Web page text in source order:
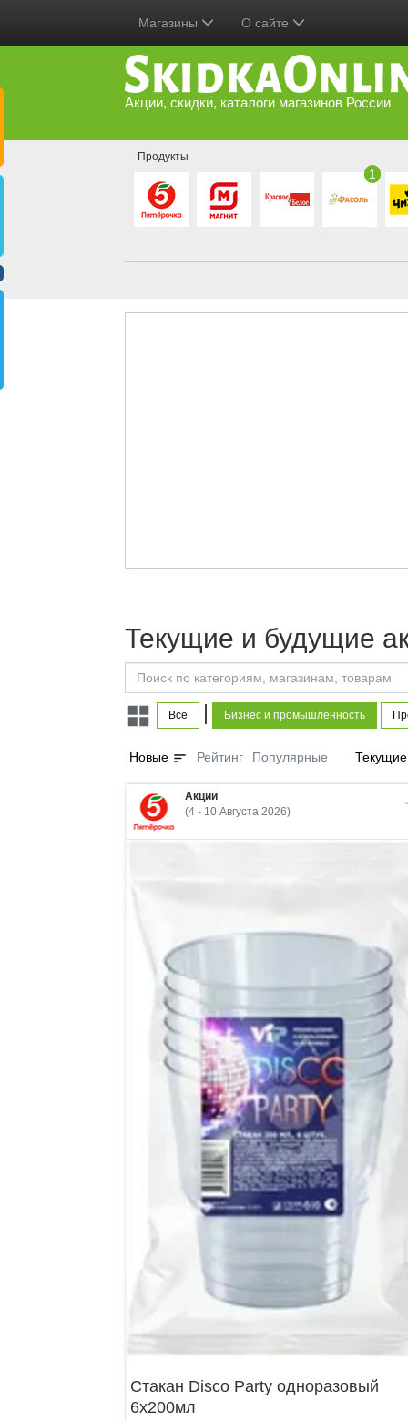
Магазины О сайте
Акции, скидки, каталоги магазинов России
Продукты
1
Текущие и будущие
Все | Бизнес и промышленность
Новые sort Рейтинг Популярные Текущие
Акции
(4 - 10 Августа 2026)
Стакан Disco Party одноразовый
6х200мл